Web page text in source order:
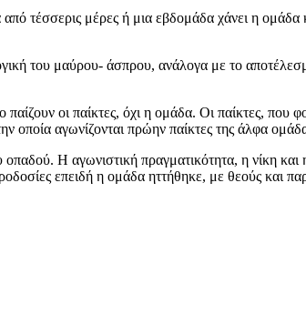
τέσσερις μέρες ή μια εβδομάδα χάνει η
του μαύρου- άσπρου, ανάλογα με το
οι παίκτες, όχι η ομάδα. Οι παίκτες, που
οποία αγωνίζονται πρώην παίκτες της άλφα
Η αγωνιστική πραγματικότητα, η νίκη και
επειδή η ομάδα ηττήθηκε, με θεούς και